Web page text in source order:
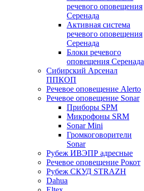
речевого оповещения
Серенада
Активная система
речевого оповещения
Серенада
Блоки речевого
оповещения Серенада
Сибирский Арсенал
ППКОП
Речевое оповещение Alerto
Речевое оповещение Sonar
Приборы SPM
Микрофоны SRM
Sonar Mini
Громкоговорители
Sonar
Рубеж ИВЭПР адресные
Речевое оповещение Рокот
Рубеж СКУД STRAZH
Dahua